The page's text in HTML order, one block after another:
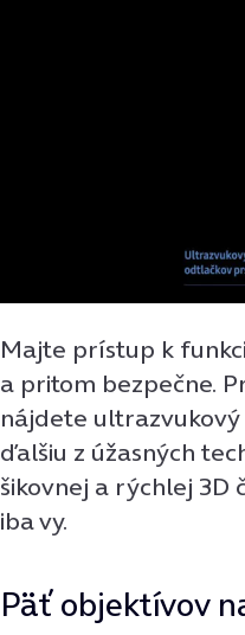
Majte prístup k
a pritom bezpečne.
nájdete
ďalšiu z úžasných
šikovnej a rýchlej
iba vy.
Päť objektívov